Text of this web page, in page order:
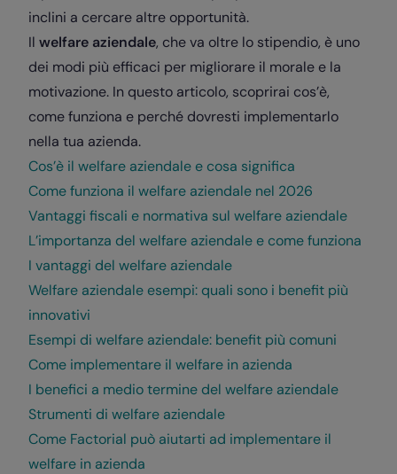
inclini a cercare altre opportunità.
Il welfare aziendale, che va oltre lo stipendio, è uno
dei modi più efficaci per migliorare il morale e la
motivazione. In questo articolo, scoprirai cos’è,
come funziona e perché dovresti implementarlo
nella tua azienda.
Cos’è il welfare aziendale e cosa significa
Come funziona il welfare aziendale nel 2026
Vantaggi fiscali e normativa sul welfare aziendale
L’importanza del welfare aziendale e come funziona
I vantaggi del welfare aziendale
Welfare aziendale esempi: quali sono i benefit più
innovativi
Esempi di welfare aziendale: benefit più comuni
Come implementare il welfare in azienda
I benefici a medio termine del welfare aziendale
Strumenti di welfare aziendale
Come Factorial può aiutarti ad implementare il
welfare in azienda